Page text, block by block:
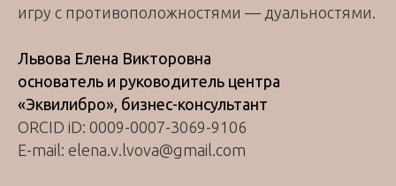
игру с противоположностями — дуальностями.
Львова Елена Викторовна
основатель и руководитель центра
«Эквилибро», бизнес-консультант
ORCID iD: 0009-0007-3069-9106
E-mail: elena.v.lvova@gmail.com